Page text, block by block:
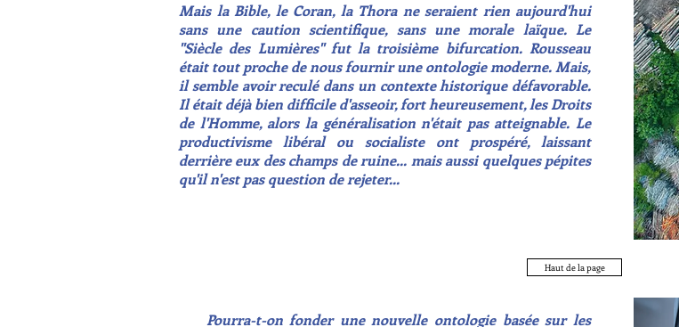
Mais la Bible, le Coran, la Thora ne seraient rien aujourd'hui
sans une caution scientifique, sans une morale laïque. Le
"Siècle des Lumières" fut la troisième bifurcation. Rousseau
était tout proche de nous fournir une ontologie moderne. Mais,
il semble avoir reculé dans un contexte historique défavorable.
Il était déjà bien difficile d'asseoir, fort heureusement, les Droits
de l'Homme, alors la généralisation n'était pas atteignable. Le
productivisme libéral ou socialiste ont prospéré, laissant
derrière eux des champs de ruine... mais aussi quelques pépites
qu'il n'est pas question de rejeter...
Haut de la page
Pourra-t-on fonder une nouvelle ontologie basée sur les